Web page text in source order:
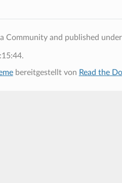
Community and published under
bereitgestellt von Read the